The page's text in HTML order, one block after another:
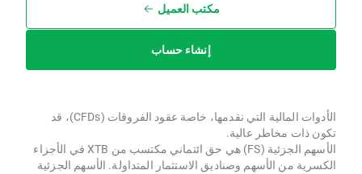
مكتب العميل
إنشاء حساب
الأدوات المالية التي نقدمها، خاصة عقود الفروقات (CFDs)، قد
تكون ذات مخاطر عالية.
الأسهم الجزئية (FS) هي حق ائتماني مكتسب من XTB ​​في الأجزاء
الكسرية من الأسهم وصناديق الاستثمار المتداولة. الأسهم الجزئية